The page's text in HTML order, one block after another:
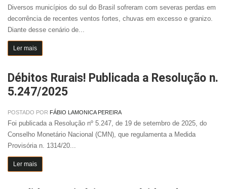
Diversos municípios do sul do Brasil sofreram com severas perdas em
decorrência de recentes ventos fortes, chuvas em excesso e granizo.
Diante desse cenário de...
Ler mais
Débitos Rurais! Publicada a Resolução n.
5.247/2025
POSTADO POR FÁBIO LAMONICA PEREIRA
Foi publicada a Resolução nº 5.247, de 19 de setembro de 2025, do
Conselho Monetário Nacional (CMN), que regulamenta a Medida
Provisória n. 1314/20...
Ler mais